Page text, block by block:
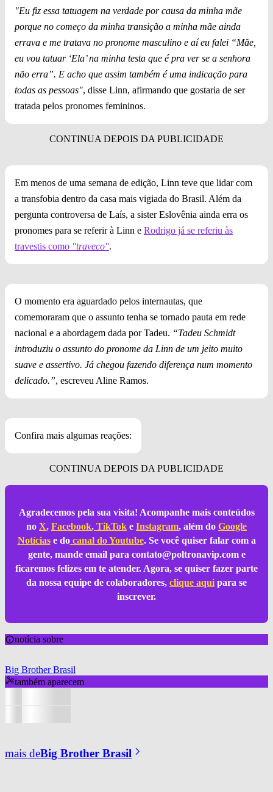
"Eu fiz essa tatuagem na verdade por causa da minha mãe
porque no começo da minha transição a minha mãe ainda
errava e me tratava no pronome masculino e aí eu falei “Mãe,
eu vou tatuar ‘Ela’ na minha testa que é pra ver se a senhora
não erra”. E acho que assim também é uma indicação para
todas as pessoas", disse Linn, afirmando que gostaria de ser
tratada pelos pronomes femininos.
Em menos de uma semana de edição, Linn teve que lidar com
a transfobia dentro da casa mais vigiada do Brasil. Além da
pergunta controversa de Laís, a sister Eslovênia ainda erra os
pronomes para se referir à Linn e Rodrigo já se referiu às
travestis como "traveco".
O momento era aguardado pelos internautas, que
comemoraram que o assunto tenha se tornado pauta em rede
nacional e a abordagem dada por Tadeu. “Tadeu Schmidt
introduziu o assunto do pronome da Linn de um jeito muito
suave e assertivo. Já chegou fazendo diferença num momento
delicado.”, escreveu Aline Ramos.
Confira mais algumas reações:
Agradecemos pela sua visita! Acompanhe mais conteúdos
no X, Facebook, TikTok e Instagram, além do Google
Notíciase docanal do Youtube. Se você quiser falar com a
gente, mande email para contato@poltronavip.come
ficaremos felizes em te atender. Agora, se quiser fazer parte
da nossa equipe de colaboradores, clique aqui para se
inscrever.
notícia sobre
Big Brother Brasil
também aparecem
mais deBig Brother Brasil